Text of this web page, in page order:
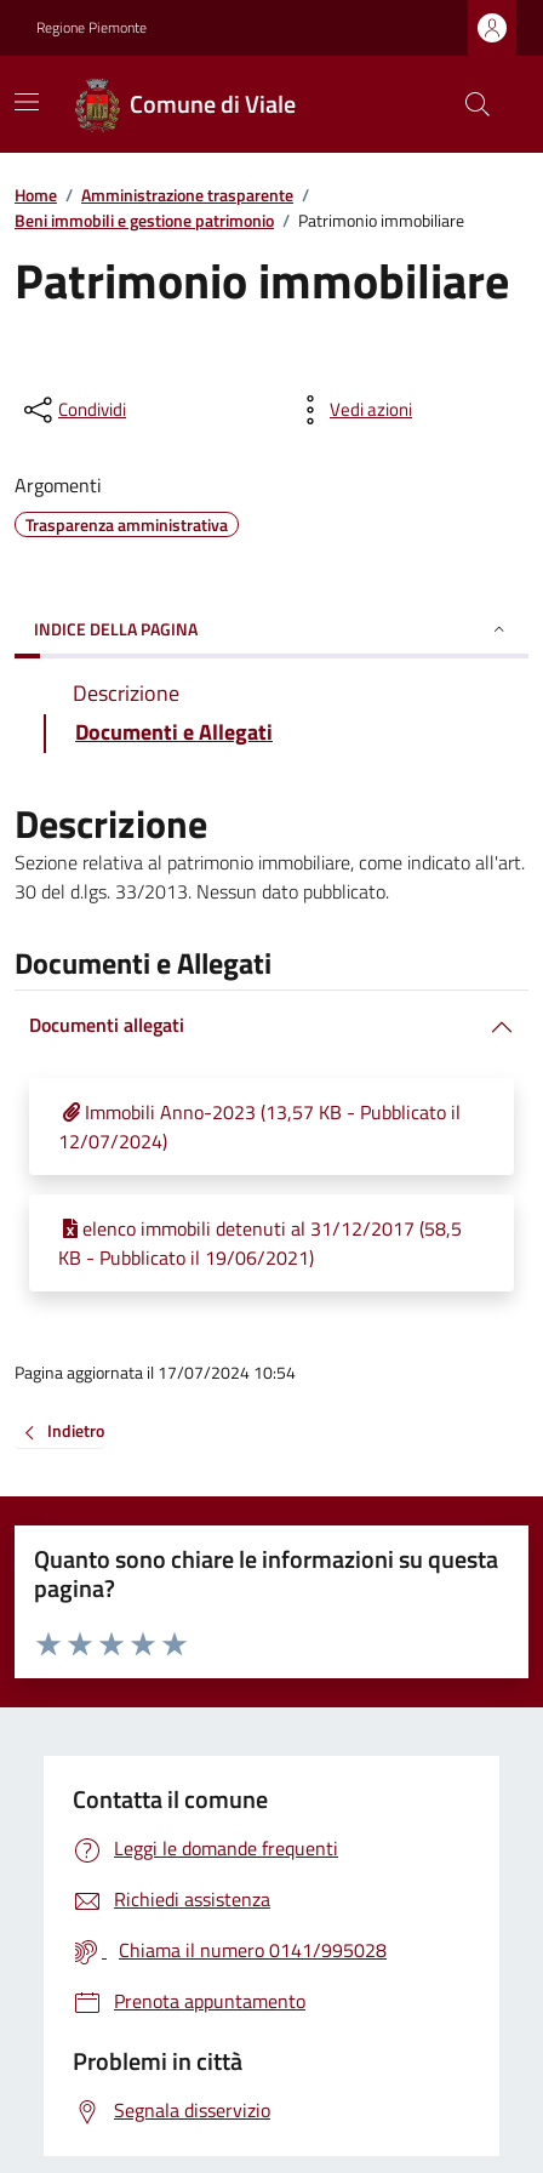
Regione Piemonte
Comune di Viale
Home / Amministrazione trasparente /
Beni immobili e gestione patrimonio / Patrimonio immobiliare
Patrimonio immobiliare
Condividi Vedi azioni
Argomenti
Trasparenza amministrativa
INDICE DELLA PAGINA
Descrizione
Documenti e Allegati
Descrizione
Sezione relativa al patrimonio immobiliare, come indicato all'art.
30 del d.lgs. 33/2013. Nessun dato pubblicato.
Documenti e Allegati
Documenti allegati
Immobili Anno-2023 (13,57 KB - Pubblicato il
12/07/2024)
elenco immobili detenuti al 31/12/2017 (58,5
KB - Pubblicato il 19/06/2021)
Pagina aggiornata il 17/07/2024 10:54
Indietro
Quanto sono chiare le informazioni su questa
pagina?
Valuta da 1 a 5 stelle la pagina
Valuta 5 stelle su 5
Valuta 4 stelle su 5
Valuta 3 stelle su 5
Valuta 2 stelle su 5
Valuta 1 stelle su 5
Contatta il comune
Leggi le domande frequenti
Richiedi assistenza
Chiama il numero 0141/995028
Prenota appuntamento
Problemi in città
Segnala disservizio